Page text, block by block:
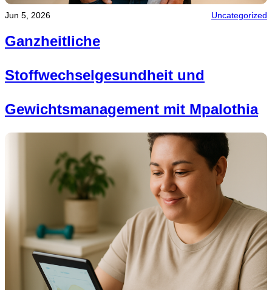
Jun 5, 2026 Uncategorized
Ganzheitliche
Stoffwechselgesundheit und
Gewichtsmanagement mit Mpalothia